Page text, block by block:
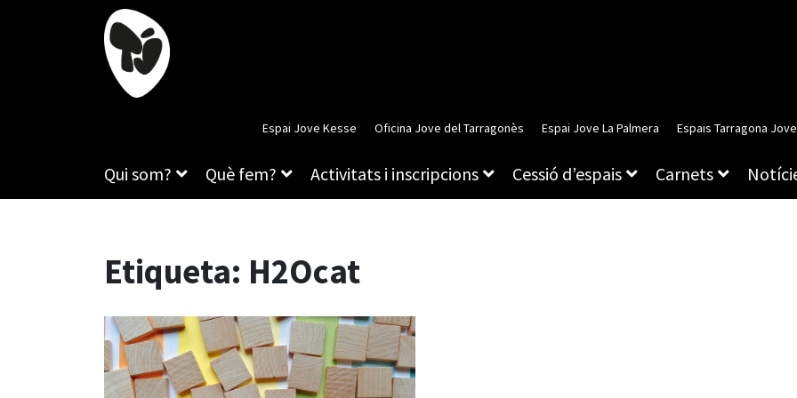
Espai Jove Kesse Oficina Jove del Tarragonès Espai Jove La Palmera Espais Tarragona Jove
Qui som? Què fem? Activitats i inscripcions Cessió d’espais Carnets
Etiqueta: H2Ocat